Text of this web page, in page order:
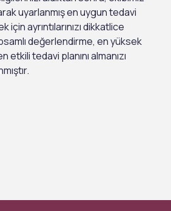
uyarlanmış en uygun tedavi
ayrıntılarınızı dikkatlice
değerlendirme, en yüksek
tedavi planını almanızı